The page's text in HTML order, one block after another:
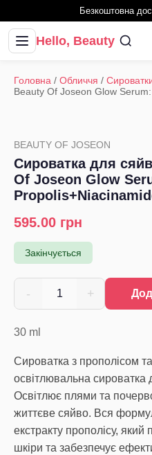
Безкоштовна
Hello, Beauty
Головна / Обличчя /
Beauty Of Joseon Glow
BEAUTY OF JOSEON
Сироватка для
Of Joseon Glow
595.00 грн
Закінчується
- 1 +
30 ml
Сироватка з прополісом
освітлювальна сироватка
Освітлює плями та
життєве сяйво. Вся
екстракту прополісу,
шкіри та забезпечує